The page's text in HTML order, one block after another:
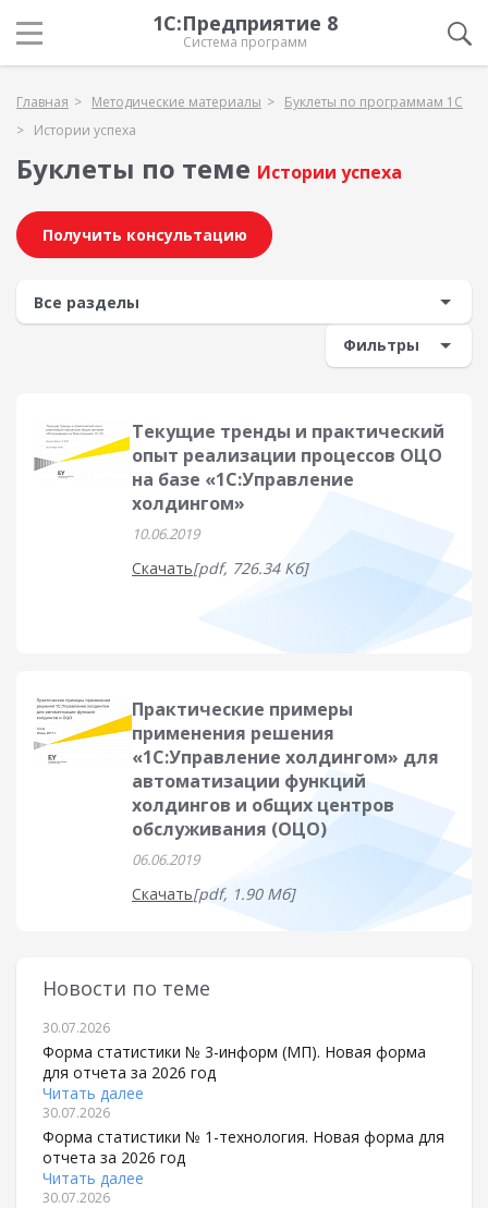
1С:Предприятие 8
Система программ
Главная Методические материалы
Буклеты по программам 1С
Истории успеха
Буклеты по теме Истории успеха
Получить консультацию
Фильтры
Текущие тренды и практический
опыт реализации процессов ОЦО
на базе «1С:Управление
холдингом»
10.06.2019
Скачать[pdf, 726.34 Кб]
Практические примеры
применения решения
«1С:Управление холдингом» для
автоматизации функций
холдингов и общих центров
обслуживания (ОЦО)
06.06.2019
Скачать[pdf, 1.90 Мб]
Новости по теме
30.07.2026
Форма статистики № 3-информ (МП). Новая форма
для отчета за 2026 год
Читать далее
30.07.2026
Форма статистики № 1-технология. Новая форма для
отчета за 2026 год
Читать далее
30.07.2026